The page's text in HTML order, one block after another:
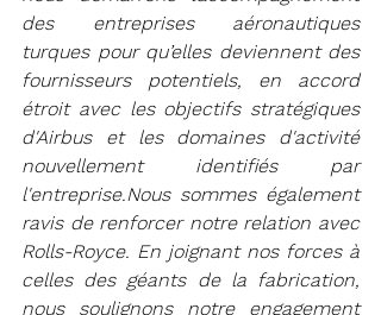
des entreprises aéronautiques
turques pour qu’elles deviennent des
fournisseurs potentiels, en accord
étroit avec les objectifs stratégiques
d'Airbus et les domaines d'activité
nouvellement identifiés par
l'entreprise.Nous sommes également
ravis de renforcer notre relation avec
Rolls-Royce. En joignant nos forces à
celles des géants de la fabrication,
nous soulignons notre engagement